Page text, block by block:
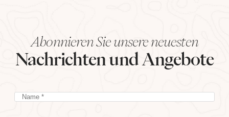
Abonnieren Sie unsere neuesten
Nachrichten und Angebote